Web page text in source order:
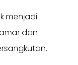
menjadi
dan